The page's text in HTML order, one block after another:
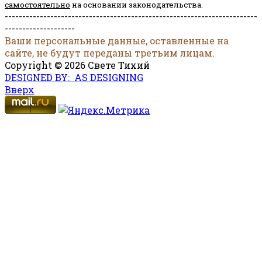
самостоятельно на основании законодательства.
------------------------------------------------------------------------
--------------------
Ваши персональные данные, оставленные на
сайте, не будут переданы третьим лицам.
Copyright © 2026 Свете Тихий
DESIGNED BY: AS DESIGNING
Вверх